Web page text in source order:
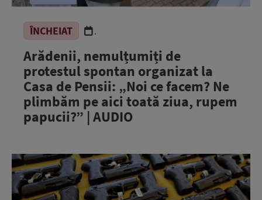
ÎNCHEIAT .
Arădenii, nemulțumiți de
protestul spontan organizat la
Casa de Pensii: „Noi ce facem? Ne
plimbăm pe aici toată ziua, rupem
papucii?” | AUDIO